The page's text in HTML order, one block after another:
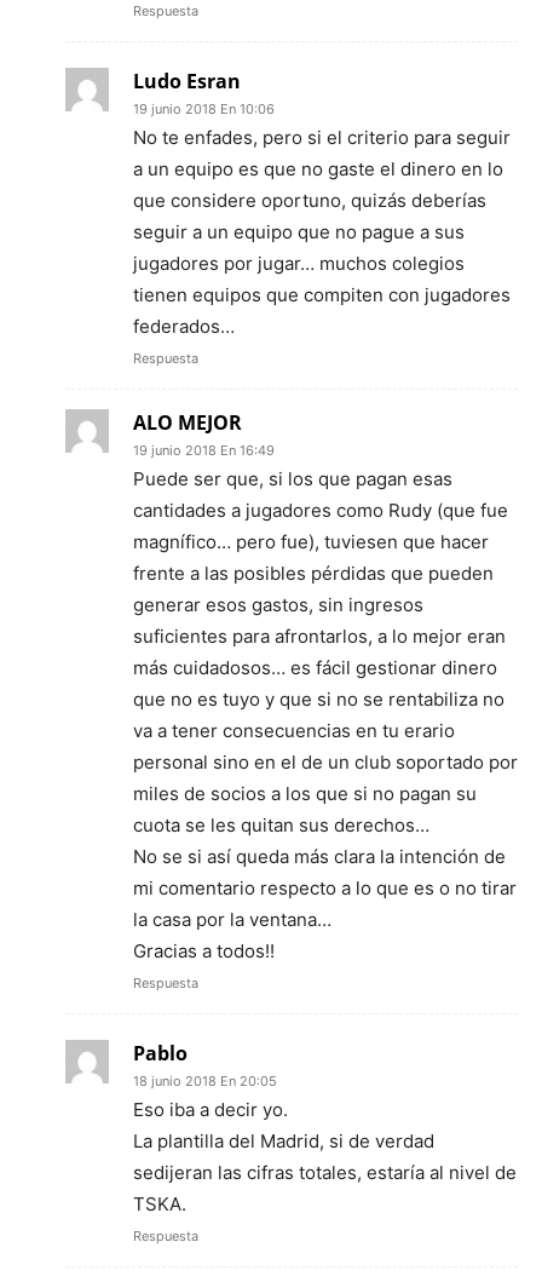
Respuesta
Ludo Esran
19 junio 2018 En 10:06
No te enfades, pero si el criterio para seguir
a un equipo es que no gaste el dinero en lo
que considere oportuno, quizás deberías
seguir a un equipo que no pague a sus
jugadores por jugar… muchos colegios
tienen equipos que compiten con jugadores
federados…
Respuesta
ALO MEJOR
19 junio 2018 En 16:49
Puede ser que, si los que pagan esas
cantidades a jugadores como Rudy (que fue
magnífico… pero fue), tuviesen que hacer
frente a las posibles pérdidas que pueden
generar esos gastos, sin ingresos
suficientes para afrontarlos, a lo mejor eran
más cuidadosos… es fácil gestionar dinero
que no es tuyo y que si no se rentabiliza no
va a tener consecuencias en tu erario
personal sino en el de un club soportado por
miles de socios a los que si no pagan su
cuota se les quitan sus derechos…
No se si así queda más clara la intención de
mi comentario respecto a lo que es o no tirar
la casa por la ventana…
Gracias a todos!!
Respuesta
Pablo
18 junio 2018 En 20:05
Eso iba a decir yo.
La plantilla del Madrid, si de verdad
sedijeran las cifras totales, estaría al nivel de
TSKA.
Respuesta